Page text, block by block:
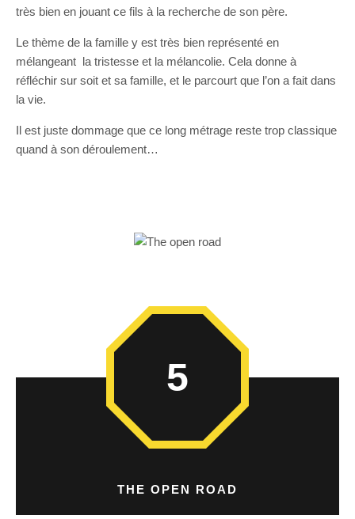
très bien en jouant ce fils à la recherche de son père.
Le thème de la famille y est très bien représenté en
mélangeant la tristesse et la mélancolie. Cela donne à
réfléchir sur soit et sa famille, et le parcourt que l’on a fait dans
la vie.
Il est juste dommage que ce long métrage reste trop classique
quand à son déroulement…
THE OPEN ROAD
5